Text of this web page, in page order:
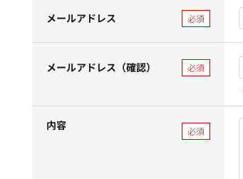
メールアドレス
メールアドレス（確認）
内容